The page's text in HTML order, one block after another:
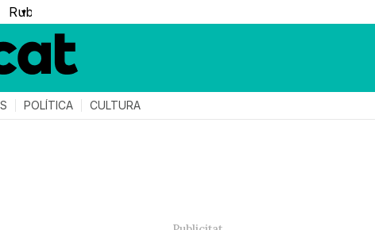
▼
POLÍTICA CULTURA